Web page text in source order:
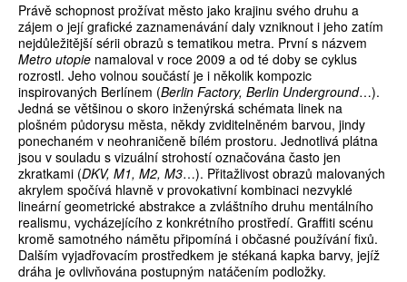
Právě schopnost prožívat město jako krajinu svého druhu a
zájem o její grafické zaznamenávání daly vzniknout i jeho zatím
nejdůležitější sérii obrazů s tematikou metra. První s názvem
Metro utopie namaloval v roce 2009 a od té doby se cyklus
rozrostl. Jeho volnou součástí je i několik kompozic
inspirovaných Berlínem (Berlin Factory, Berlin Underground…).
Jedná se většinou o skoro inženýrská schémata linek na
plošném půdorysu města, někdy zviditelněném barvou, jindy
ponechaném v neohraničeně bílém prostoru. Jednotlivá plátna
jsou v souladu s vizuální strohostí označována často jen
zkratkami (DKV, M1, M2, M3…). Přitažlivost obrazů malovaných
akrylem spočívá hlavně v provokativní kombinaci nezvyklé
lineární geometrické abstrakce a zvláštního druhu mentálního
realismu, vycházejícího z konkrétního prostředí. Graffiti scénu
kromě samotného námětu připomíná i občasné používání fixů.
Dalším vyjadřovacím prostředkem je stékaná kapka barvy, jejíž
dráha je ovlivňována postupným natáčením podložky.